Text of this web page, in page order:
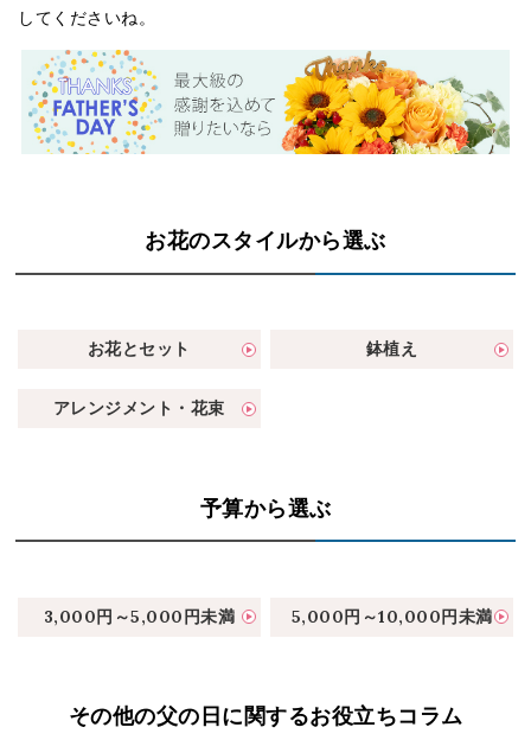
してくださいね。
お花のスタイルから選ぶ
お花とセット 鉢植え
アレンジメント・花束
予算から選ぶ
3,000円～5,000円未満 5,000円～10,000円未満
その他の父の日に関するお役立ちコラム